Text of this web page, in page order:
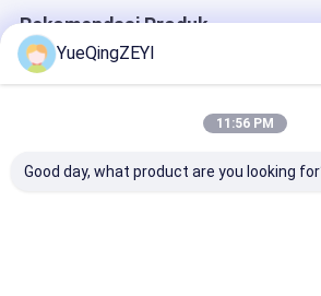
Rekomendasi Produk
YueQingZEYI
11:56 PM
Good day, what product are you looking